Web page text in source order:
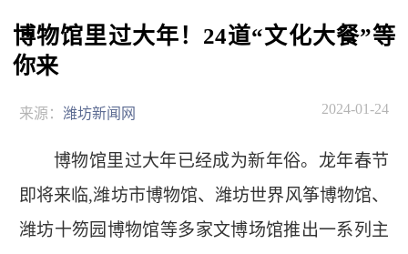
博物馆里过大年！24道“文化大餐”等
你来
来源： 潍坊新闻网 2024-01-24
博物馆里过大年已经成为新年俗。龙年春节
即将来临,潍坊市博物馆、潍坊世界风筝博物馆、
潍坊十笏园博物馆等多家文博场馆推出一系列主